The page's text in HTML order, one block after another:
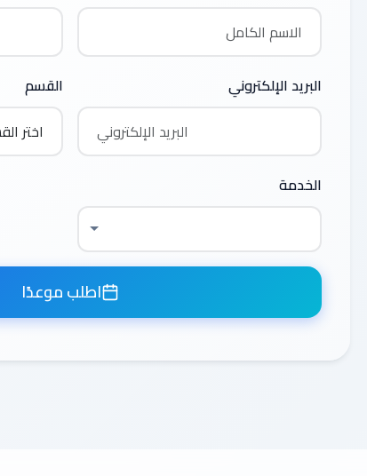
البريد الإلكتروني القسم
الخدمة
اطلب موعدًا